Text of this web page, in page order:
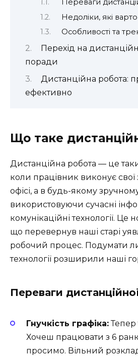
Переваги
Недоліки, які
Особливості та
Перехід на
поради
Дистанційна робота:
ефективно
Що таке
Дистанційна робота — це
коли працівник виконує
офісі, а в будь-якому
використовуючи сучасні
комунікаційні технології. Це
що перевернув наші старі
робочий процес. Подумати
технології розширили наші
Переваги
Гнучкість графіка:Тепер
Хочеш працювати з 6
просимо. Вільний